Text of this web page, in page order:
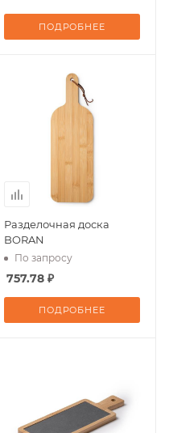
ПОДРОБНЕЕ
Разделочная доска
BORAN
По запросу
757.78 ₽
ПОДРОБНЕЕ